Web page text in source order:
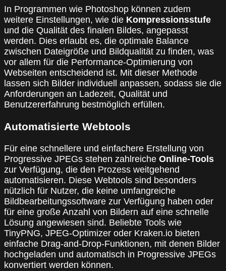
In Programmen wie Photoshop können zudem
weitere Einstellungen, wie die Kompressionsstufe
und die Qualität des finalen Bildes, angepasst
werden. Dies erlaubt es, die optimale Balance
zwischen Dateigröße und Bildqualität zu finden, was
vor allem für die Performance-Optimierung von
Webseiten entscheidend ist. Mit dieser Methode
lassen sich Bilder individuell anpassen, sodass sie die
Anforderungen an Ladezeit, Qualität und
Benutzererfahrung bestmöglich erfüllen.
Automatisierte Webtools
Für eine schnellere und einfachere Erstellung von
Progressive JPEGs stehen zahlreiche Online-Tools
zur Verfügung, die den Prozess weitgehend
automatisieren. Diese Webtools sind besonders
nützlich für Nutzer, die keine umfangreiche
Bildbearbeitungssoftware zur Verfügung haben oder
für eine große Anzahl von Bildern auf eine schnelle
Lösung angewiesen sind. Beliebte Tools wie
TinyPNG, JPEG-Optimizer oder Kraken.io bieten
einfache Drag-and-Drop-Funktionen, mit denen Bilder
hochgeladen und automatisch in Progressive JPEGs
konvertiert werden können.